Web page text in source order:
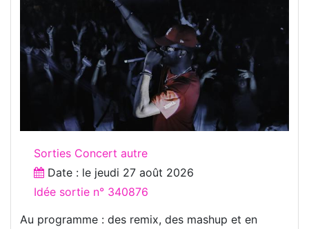
Sorties Concert autre
Date : le jeudi 27 août 2026
Idée sortie n° 340876
Au programme : des remix, des mashup et en